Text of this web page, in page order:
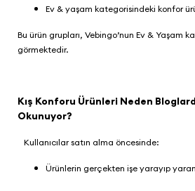
Ev & yaşam kategorisindeki konfor
Bu ürün grupları, Vebingo’nun Ev & Yaşam
görmektedir.
Kış Konforu Ürünleri Neden
Okunuyor?
Kullanıcılar satın alma öncesinde:
Ürünlerin gerçekten işe yarayıp